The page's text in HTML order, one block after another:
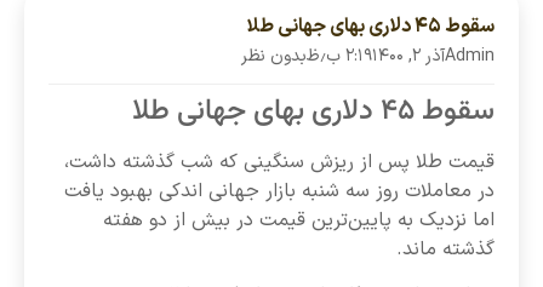
سقوط ۴۵ دلاری بهای جهانی طلا
Adminآذر ۲, ۱۴۰۰ ۲:۱۹ ب٫ظ بدون نظر
سقوط ۴۵ دلاری بهای جهانی طلا
قیمت طلا پس از ریزش سنگینی که شب گذشته داشت،
در معاملات روز سه شنبه بازار جهانی اندکی بهبود یافت
اما نزدیک به پایین‌ترین قیمت در بیش از دو هفته
گذشته ماند.